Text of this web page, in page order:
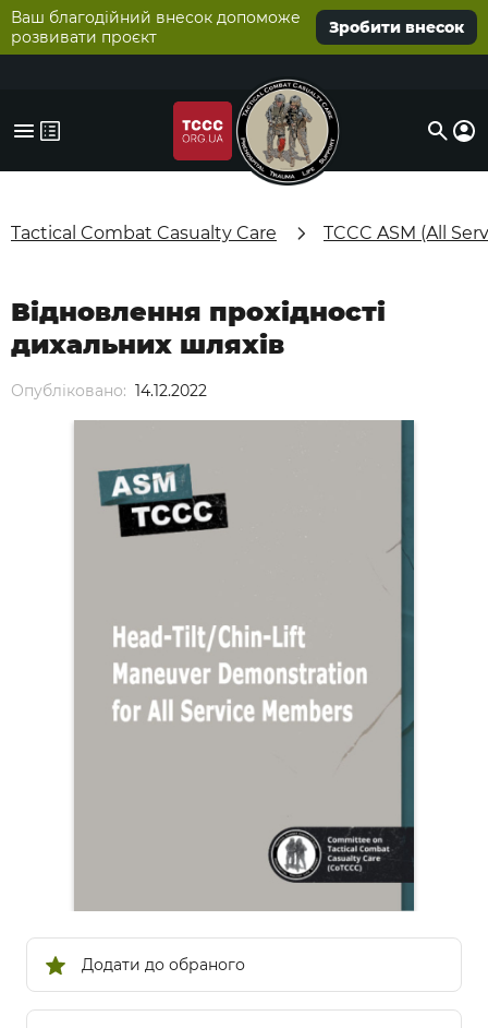
Ваш благодійний внесок допоможе
розвивати проєкт
Зробити внесок
Tactical Combat Casualty Care TCCC ASM (All
Опубліковано: 14.12.2022
Відновлення прохідності
дихальних шляхів
Додати до обраного